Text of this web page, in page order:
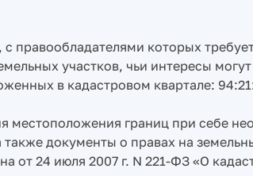
правообладателями которых
участков, чьи интересы
в кадастровом квартале:
местоположения границ при себе
документы о правах на
от 24 июля 2007 г. N 221-ФЗ «О